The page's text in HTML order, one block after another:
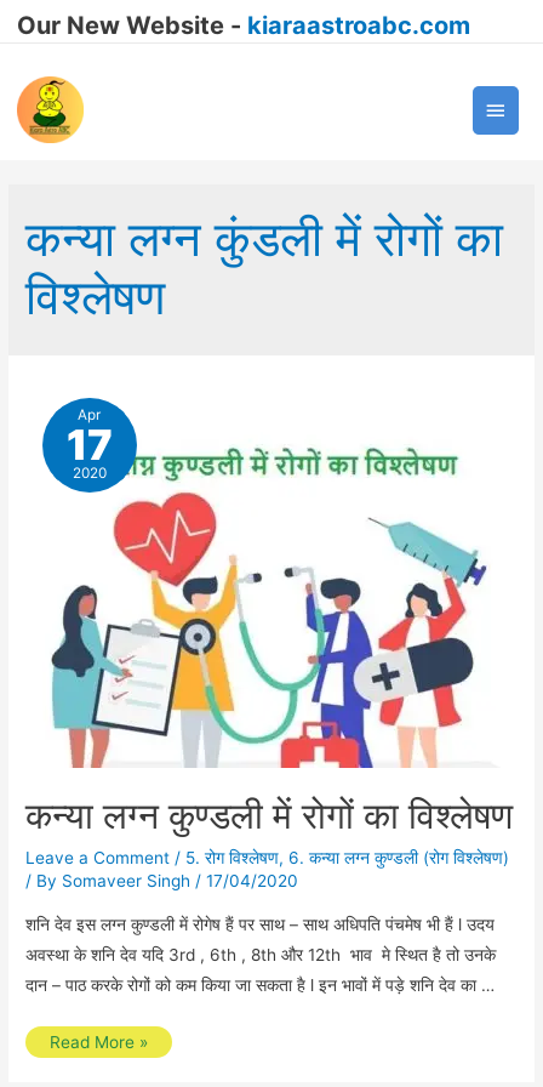
Our New Website - kiaraastroabc.com
Main
कन्या लग्न कुंडली में रोगों का
विश्लेषण
Apr
17
2020
कन्या लग्न कुण्डली में रोगों का विश्लेषण
Leave a Comment / 5. रोग विश्लेषण,6. कन्या लग्न कुण्डली (रोग विश्लेषण)
/ By Somaveer Singh /17/04/2020
शनि देव इस लग्न कुण्डली में रोगेष हैं पर साथ – साथ अधिपति पंचमेष भी हैं l उदय
अवस्था के शनि देव यदि 3rd , 6th , 8th और 12th भाव मे स्थित है तो उनके
दान – पाठ करके रोगों को कम किया जा सकता है l इन भावों में पड़े शनि देव का …
कन्या
Read More »